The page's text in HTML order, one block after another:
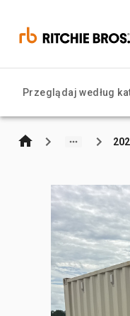
Przeglądaj według